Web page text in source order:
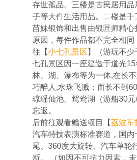
存世孤品。三楼是古民居用
子等大件生活用品。二楼是
苗妹银饰和出售由银匠师精
原因，每件作品都不完全相
往【小七孔景区 】（游玩不
七孔景区因一座建造于道光15
林、湖、瀑布等为一体,在长
巧醉人,水珠飞溅；而长不到
琼瑶仙池。鸳鸯湖（游船30
忘返。
后前往观看赠送项目【荔波车
汽车特技表演标准赛道，国
尾、360度大旋转、汽车单轮
断。 （如因不可抗力因素，